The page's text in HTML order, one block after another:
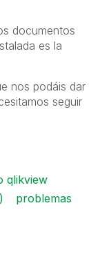
documentos
es la
nos podáis dar
seguir
qlikview
problemas